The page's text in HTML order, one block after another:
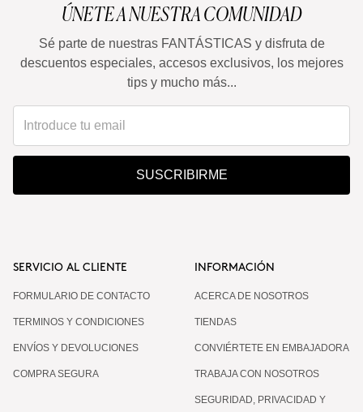
ÚNETE A NUESTRA COMUNIDAD
Sé parte de nuestras FANTÁSTICAS y disfruta de
descuentos especiales, accesos exclusivos, los mejores
tips y mucho más...
SUSCRIBIRME
SERVICIO AL CLIENTE
FORMULARIO DE CONTACTO
TERMINOS Y CONDICIONES
ENVÍOS Y DEVOLUCIONES
COMPRA SEGURA
INFORMACIÓN
ACERCA DE NOSOTROS
TIENDAS
CONVIÉRTETE EN EMBAJADORA
TRABAJA CON NOSOTROS
SEGURIDAD, PRIVACIDAD Y